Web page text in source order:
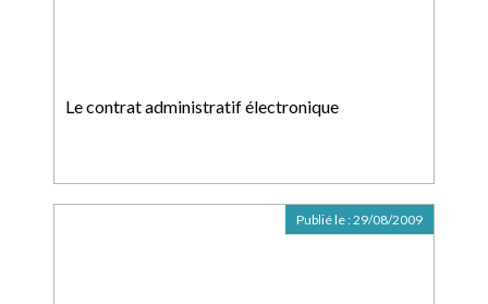
Le contrat administratif électronique
Publié le :29/08/2009